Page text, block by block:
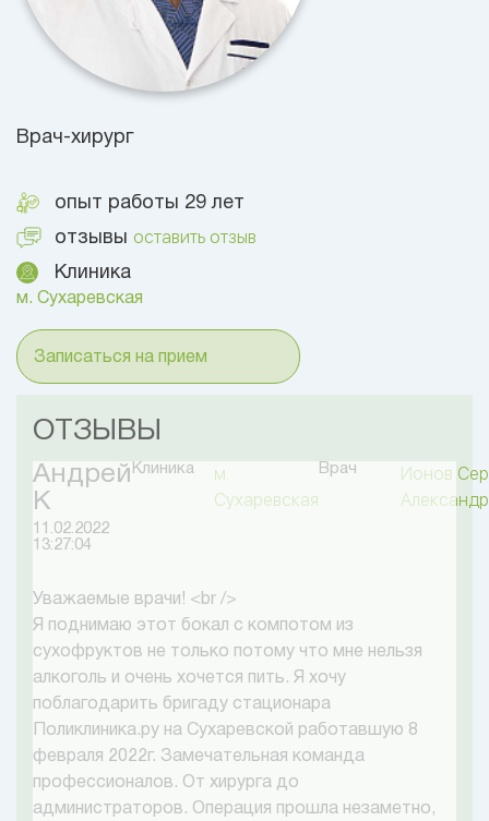
Врач-хирург
опыт работы 29 лет
отзывы оставить отзыв
Клиника
м. Сухаревская
Записаться на прием
ОТЗЫВЫ
Андрей
К
11.02.2022
13:27:04
Клиника
м.
Сухаревская
Врач
Ионов
Уважаемые врачи! <br />
Я поднимаю этот бокал с компотом из
сухофруктов не только потому что мне нельзя
алкоголь и очень хочется пить. Я хочу
поблагодарить бригаду стационара
Поликлиника.ру на Сухаревской работавшую 8
февраля 2022г. Замечательная команда
профессионалов. От хирурга до
администраторов. Операция прошла незаметно,